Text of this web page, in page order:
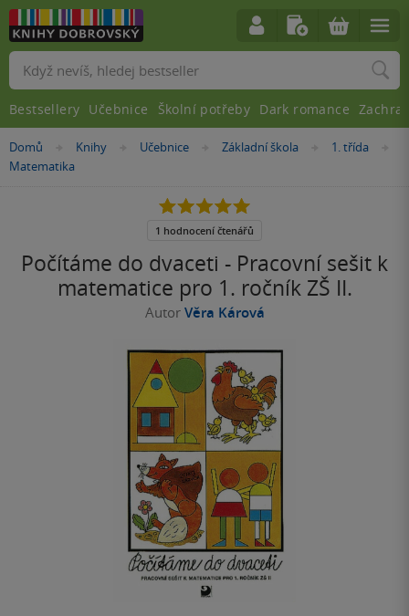
Nacházíte
se
Domů »Knihy »
Učebnice »
Základní škola »
1. třída
Matematika
Počítáme do dvaceti - Pracovní sešit k
matematice pro 1. ročník ZŠ II.
Autor Věra Kárová
5.0
5
1 hodnocení čtenářů
Vyhledávání
Bestsellery Učebnice Školní potřeby Dark romance